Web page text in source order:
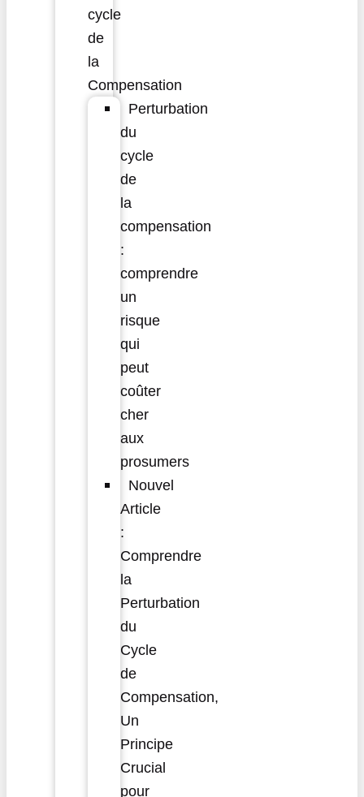
cycle
de
la
Compensation
Perturbation
du
cycle
de
la
compensation
:
comprendre
un
risque
qui
peut
coûter
cher
aux
prosumers
Nouvel
Article
:
Comprendre
la
Perturbation
du
Cycle
de
Compensation,
Un
Principe
Crucial
pour